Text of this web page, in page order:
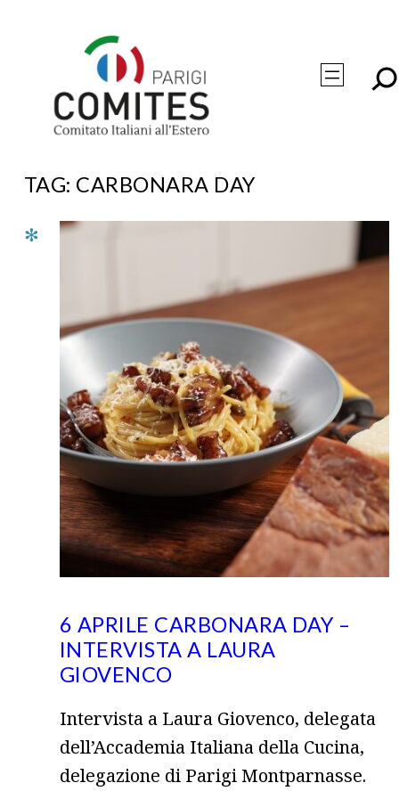
TAG: CARBONARA DAY
6 APRILE CARBONARA DAY –
INTERVISTA A LAURA
GIOVENCO
Intervista a Laura Giovenco, delegata
dell’Accademia Italiana della Cucina,
delegazione di Parigi Montparnasse.